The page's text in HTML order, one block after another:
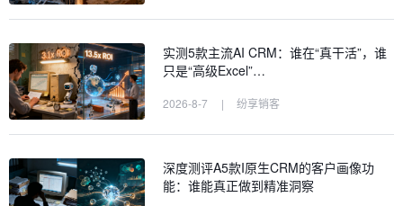
实测5款主流AI CRM：谁在“真干活”，谁
只是“高级Excel”…
2026-8-7 | 纷享销客
深度测评A5款I原生CRM的客户画像功
能：谁能真正做到精准洞察